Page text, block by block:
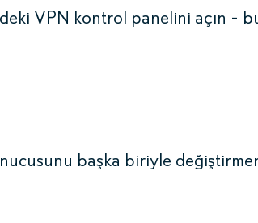
VPN kontrol panelini açın -
başka biriyle